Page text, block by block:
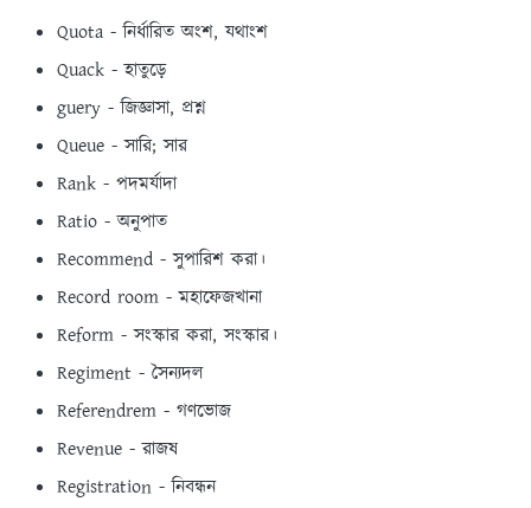
Quota - নির্ধারিত অংশ, যথাংশ
Quack - হাতুড়ে
guery - জিজ্ঞাসা, প্রশ্ন
Queue - সারি; সার
Rank - পদমর্যাদা
Ratio - অনুপাত
Recommend - সুপারিশ করা।
Record room - মহাফেজখানা
Reform - সংস্কার করা, সংস্কার।
Regiment - সৈন্যদল
Referendrem - গণভােজ
Revenue - রাজষ
Registration - নিবন্ধন